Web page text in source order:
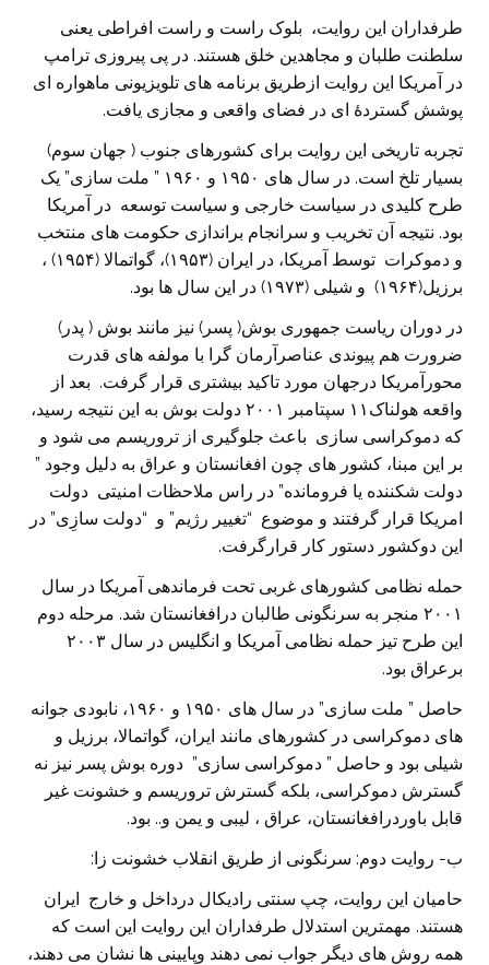
طرفداران این روایت، بلوک راست و راست افراطی یعنی
سلطنت طلبان و مجاهدین خلق هستند. در پی پیروزی ترامپ
در آمریکا این روایت ازطریق برنامه های تلویزیونی ماهواره ای
پوشش گستردۀ ای در فضای واقعی و مجازی یافت.
تجربه تاریخی این روایت برای کشورهای جنوب ( جهان سوم)
بسیار تلخ است. در سال های ۱۹۵۰ و ۱۹۶۰ ” ملت سازی” یک
طرح کلیدی در سیاست خارجی و سیاست توسعه در آمریکا
بود. نتیجه آن تخریب و سرانجام براندازی حکومت های منتخب
و دموکرات توسط آمریکا، در ایران (۱۹۵۳)، گواتمالا (۱۹۵۴) ،
برزیل(۱۹۶۴) و شیلی (۱۹۷۳) در این سال ها بود.
در دوران ریاست جمهوری بوش( پسر) نیز مانند بوش ( پدر)
ضرورت هم پیوندی عناصرآرمان گرا با مولفه های قدرت
محورآمریکا درجهان مورد تاکید بیشتری قرار گرفت. بعد از
واقعه هولناک۱۱ سپتامبر ۲۰۰۱ دولت بوش به این نتیجه رسید،
که دموکراسی سازی باعث جلوگیری از تروریسم می شود و
بر این مبنا، کشور های چون افغانستان و عراق به دلیل وجود ”
دولت شکننده یا فرومانده” در راس ملاحظات امنیتی دولت
امریکا قرار گرفتند و موضوع “تغییر رژیم” و “دولت سازِی” در
این دوکشور دستور کار قرارگرفت.
حمله نظامی کشورهای غربی تحت فرماندهی آمریکا در سال
۲۰۰۱ منجر به سرنگونی طالبان درافغانستان شد. مرحله دوم
این طرح تیز حمله نظامی آمریکا و انگلیس در سال ۲۰۰۳
برعراق بود.
حاصل ” ملت سازی” در سال های ۱۹۵۰ و ۱۹۶۰، نابودی جوانه
های دموکراسی در کشورهای مانند ایران، گواتمالا، برزیل و
شیلی بود و حاصل ” دموکراسی سازی” دوره بوش پسر نیز نه
گسترش دموکراسی، بلکه گسترش تروریسم و خشونت غیر
قابل باوردرافغانستان، عراق ، لیبی و یمن و.. بود.
ب- روایت دوم: سرنگونی از طریق انقلاب خشونت زا:
حامیان این روایت، چپ سنتی رادیکال درداخل و خارج ایران
هستند. مهمترین استدلال طرفداران این روایت این است که
همه روش های دیگر جواب نمی دهند وپایینی ها نشان می دهند،